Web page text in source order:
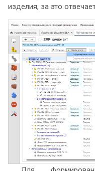
изделия, за это